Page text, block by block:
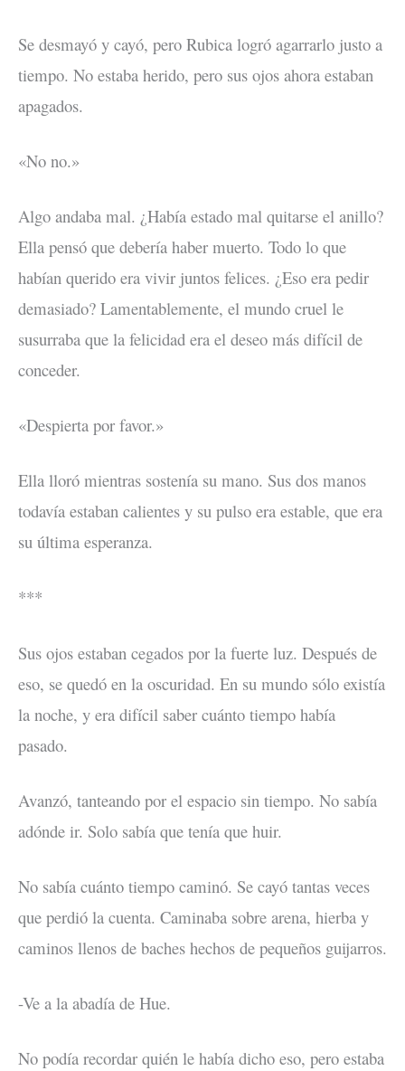
Se desmayó y cayó, pero Rubica logró agarrarlo justo a
tiempo. No estaba herido, pero sus ojos ahora estaban
apagados.
«No no.»
Algo andaba mal. ¿Había estado mal quitarse el anillo?
Ella pensó que debería haber muerto. Todo lo que
habían querido era vivir juntos felices. ¿Eso era pedir
demasiado? Lamentablemente, el mundo cruel le
susurraba que la felicidad era el deseo más difícil de
conceder.
«Despierta por favor.»
Ella lloró mientras sostenía su mano. Sus dos manos
todavía estaban calientes y su pulso era estable, que era
su última esperanza.
***
Sus ojos estaban cegados por la fuerte luz. Después de
eso, se quedó en la oscuridad. En su mundo sólo existía
la noche, y era difícil saber cuánto tiempo había
pasado.
Avanzó, tanteando por el espacio sin tiempo. No sabía
adónde ir. Solo sabía que tenía que huir.
No sabía cuánto tiempo caminó. Se cayó tantas veces
que perdió la cuenta. Caminaba sobre arena, hierba y
caminos llenos de baches hechos de pequeños guijarros.
-Ve a la abadía de Hue.
No podía recordar quién le había dicho eso, pero estaba